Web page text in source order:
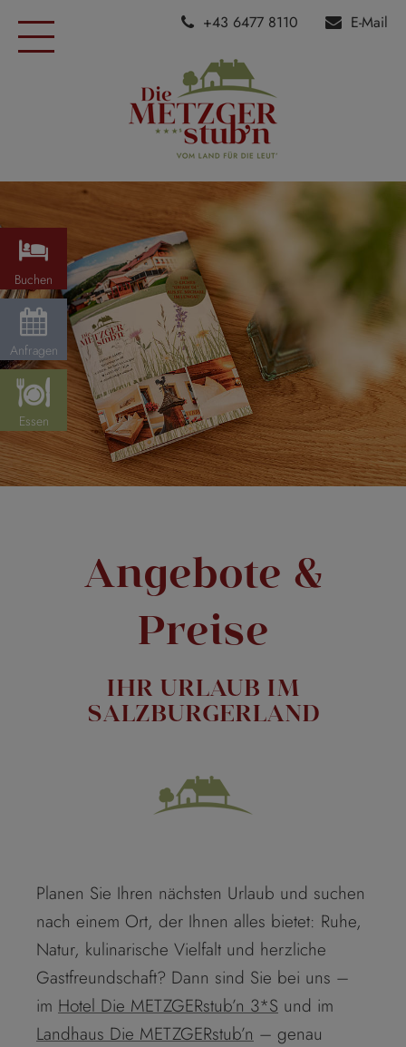
Buchen
Anfragen
Essen
E-Mail
+43 6477 8110
Angebote &
Preise
IHR URLAUB IM
SALZBURGERLAND
Planen Sie Ihren nächsten Urlaub und suchen
nach einem Ort, der Ihnen alles bietet: Ruhe,
Natur, kulinarische Vielfalt und herzliche
Gastfreundschaft? Dann sind Sie bei uns –
im Hotel Die METZGERstub’n 3*S und im
Landhaus Die METZGERstub’n – genau